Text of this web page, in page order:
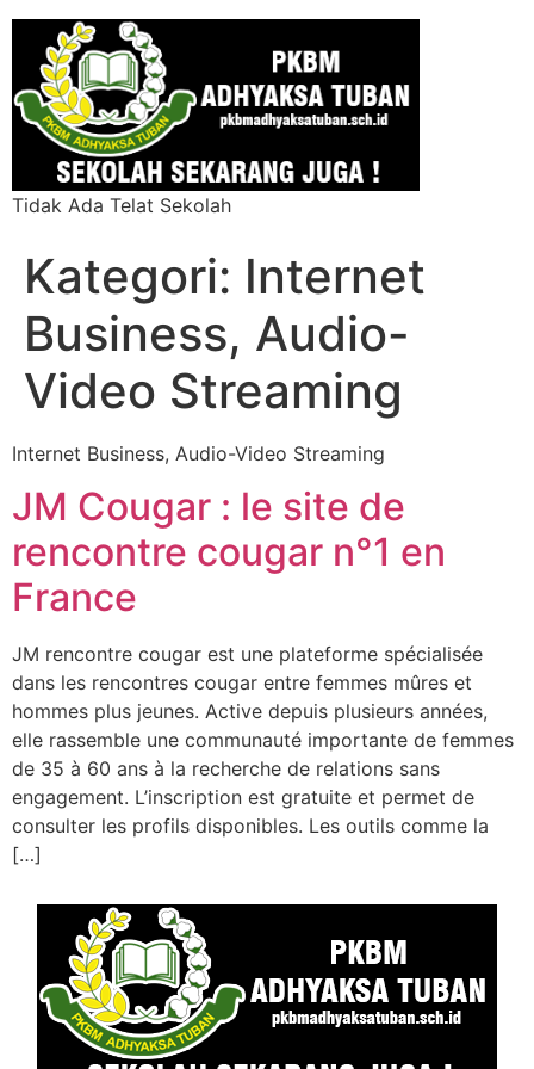
Tidak Ada Telat Sekolah
Kategori: Internet
Business, Audio-
Video Streaming
Internet Business, Audio-Video Streaming
JM Cougar : le site de
rencontre cougar n°1 en
France
JM rencontre cougar est une plateforme spécialisée
dans les rencontres cougar entre femmes mûres et
hommes plus jeunes. Active depuis plusieurs années,
elle rassemble une communauté importante de femmes
de 35 à 60 ans à la recherche de relations sans
engagement. L’inscription est gratuite et permet de
consulter les profils disponibles. Les outils comme la
[…]